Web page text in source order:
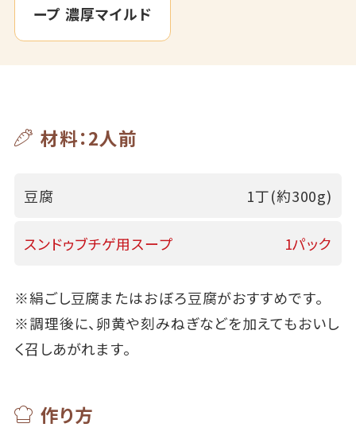
ープ 濃厚マイルド
材料：2人前
豆腐 1丁(約300g)
スンドゥブチゲ用スープ 1パック
※絹ごし豆腐またはおぼろ豆腐がおすすめです。
※調理後に、卵黄や刻みねぎなどを加えてもおいし
く召しあがれます。
作り方